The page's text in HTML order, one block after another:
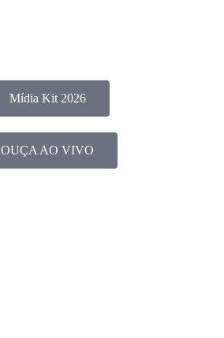
Mídia Kit 2026
OUÇA AO VIVO